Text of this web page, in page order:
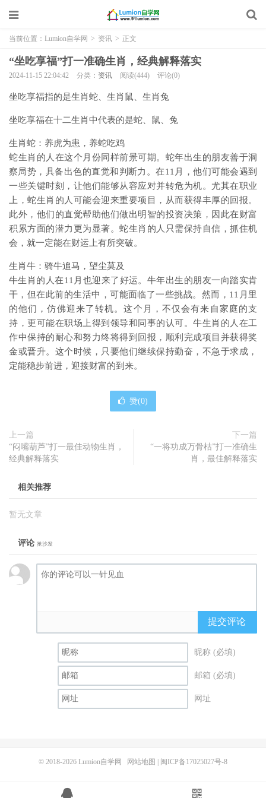
当前位置： Lumion自学网 > 资讯 > 正文
“坐吃享福”打一准确生肖，经典解释落实
2024-11-15 22:04:42 分类： 资讯 阅读(444) 评论(0)
坐吃享福指的是生肖蛇、生肖鼠、生肖兔
坐吃享福在十二生肖中代表的是蛇、鼠、兔
生肖蛇：养虎为患，养蛇吃鸡
蛇生肖的人在这个月份同样前景可期。蛇年出生的朋友善于洞
察局势，具备出色的直觉和判断力。在11月，他们可能会遇到
一些关键时刻，让他们能够从容应对并转危为机。尤其在职业
上，蛇生肖的人可能会迎来重要项目，从而获得丰厚的回报。
此外，他们的直觉帮助他们做出明智的投资决策，因此在财富
积累方面的潜力更为显著。蛇生肖的人只需保持自信，抓住机
会，就一定能在财运上有所突破。
生肖牛：骑牛追马，望尘莫及
牛生肖的人在11月也迎来了好运。牛年出生的朋友一向踏实肯
干，但在此前的生活中，可能面临了一些挑战。然而，11月里
的他们，仿佛迎来了转机。这个月，不仅会有来自家庭的支
持，更可能在职场上得到领导和同事的认可。牛生肖的人在工
作中保持的耐心和努力终将得到回报，顺利完成项目并获得奖
金或晋升。这个时候，只要他们继续保持勤奋，不急于求成，
定能稳步前进，迎接财富的到来。
赞(0)
上一篇
“闷嘴葫芦”打一最佳动物生肖，
经典解释落实
下一篇
“一将功成万骨枯”打一准确生
肖，最佳解释落实
相关推荐
暂无文章
评论 抢沙发
提交评论
昵称 (必填)
邮箱 (必填)
网址
© 2018-2026 Lumion自学网 网站地图 闽ICP备17025027号-8